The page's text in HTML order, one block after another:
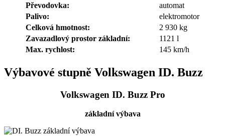
Převodovka:
automat
Palivo:
elektromotor
Celková hmotnost:
2 930 kg
Zavazadlový prostor základní:
1121 l
Max. rychlost:
145 km/h
Výbavové stupně Volkswagen ID. Buzz
Volkswagen ID. Buzz Pro
základní výbava